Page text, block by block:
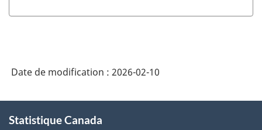
Date de modification : 2026-02-10
propos
Statistique Canada